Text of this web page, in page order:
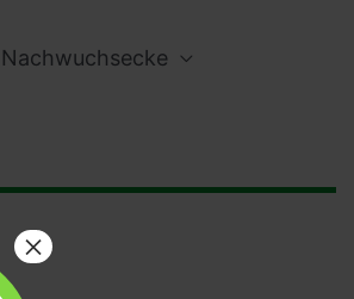
Nachwuchsecke
×